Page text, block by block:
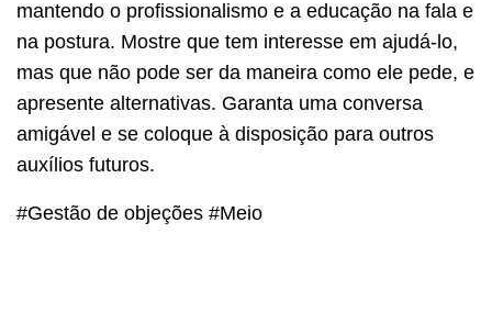
mantendo o profissionalismo e a educação na fala e
na postura. Mostre que tem interesse em ajudá-lo,
mas que não pode ser da maneira como ele pede, e
apresente alternativas. Garanta uma conversa
amigável e se coloque à disposição para outros
auxílios futuros.
#Gestão de objeções #Meio